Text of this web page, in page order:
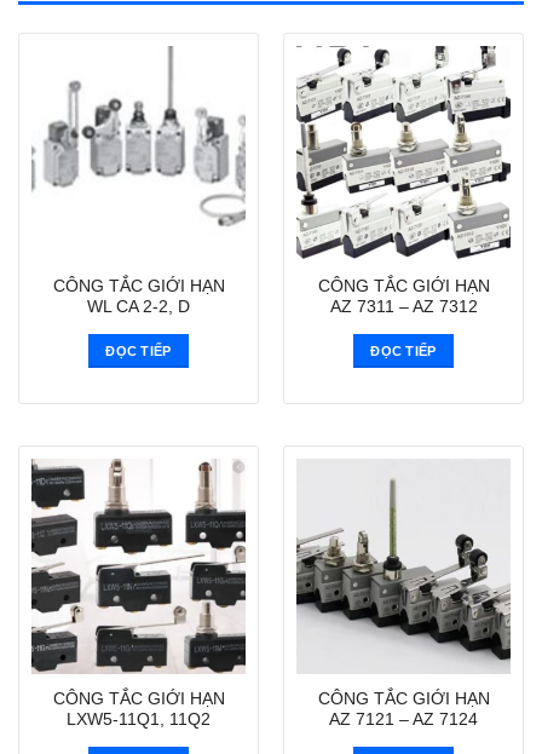
CÔNG TẮC GIỚI HẠN
WL CA 2-2, D
ĐỌC TIẾP
CÔNG TẮC GIỚI HẠN
AZ 7311 – AZ 7312
ĐỌC TIẾP
CÔNG TẮC GIỚI HẠN
LXW5-11Q1, 11Q2
CÔNG TẮC GIỚI HẠN
AZ 7121 – AZ 7124